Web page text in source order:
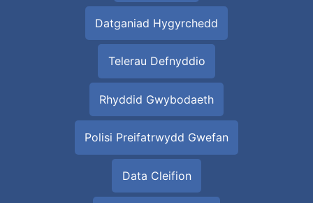
Datganiad Hygyrchedd
Telerau Defnyddio
Rhyddid Gwybodaeth
Polisi Preifatrwydd Gwefan
Data Cleifion